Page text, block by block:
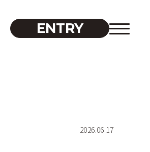
ENTRY
2026.06.17